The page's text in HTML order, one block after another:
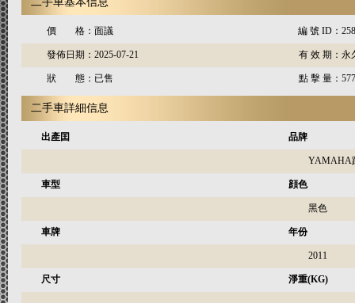
價 格： 面議 編 號 ID：
發佈日期： 2025-07-21 有 效 期： 永
狀 態： 已售 點 擊 量：
二手車詳細信息
出產囯 品牌
YAMAHA
車型 顔色
黑色
車牌 年份
2011
尺寸 淨重(KG)